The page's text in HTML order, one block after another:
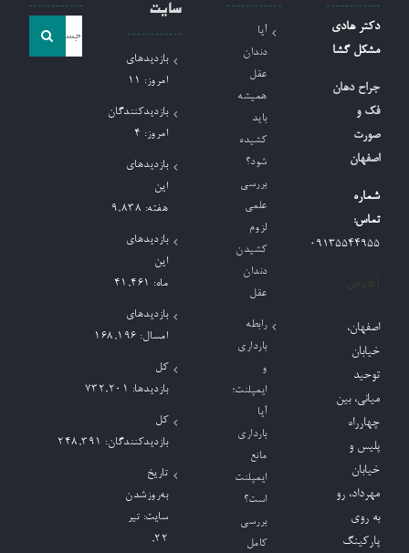
دکتر هادی
مشکل گشا
جراح دهان
فک و
صورت
اصفهان
شماره
تماس:
09135544955
اصفهان،
خیابان
توحید
میانی، بین
چهارراه
پلیس و
خیابان
مهرداد، رو
به روی
پارکینگ
آیا
دندان
عقل
همیشه
باید
کشیده
شود؟
بررسی
علمی
لزوم
کشیدن
دندان
عقل
رابطه
بارداری
و
ایمپلنت؛
آیا
بارداری
مانع
ایمپلنت
است؟
بررسی
کامل
سایت
بازدیدهای
امروز: 11
بازدیدکنندگان
امروز: 4
بازدیدهای
این
هفته: 9,838
بازدیدهای
این
ماه: 41,461
بازدیدهای
امسال: 168,196
کل
بازدیدها: 732,201
کل
بازدیدکنند‌گان: 248,391
تاریخ
به‌روزشدن
سایت: تیر
۲۲,